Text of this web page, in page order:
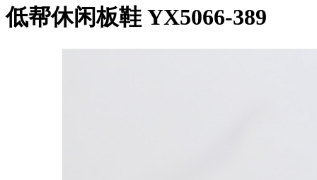
低帮休闲板鞋 YX5066-389